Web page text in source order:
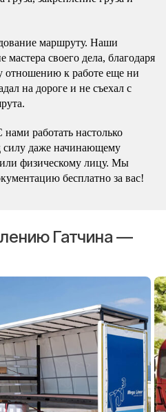
маршруту. Наши
мастера своего дела, благодаря
отношению к работе еще ни
на дороге и не съехал с
работать настолько
силу даже начинающему
физическому лицу. Мы
бесплатно за вас!
Гатчина —